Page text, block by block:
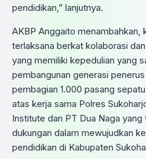
pendidikan,” lanjutnya.
AKBP Anggaito
terlaksana berkat kolaborasi
yang memiliki kepedulian yang
pembangunan generasi
pembagian 1.000 pasang
atas kerja sama Polres
Institute dan PT Dua Naga
dukungan dalam mewujudkan
pendidikan di Kabupaten